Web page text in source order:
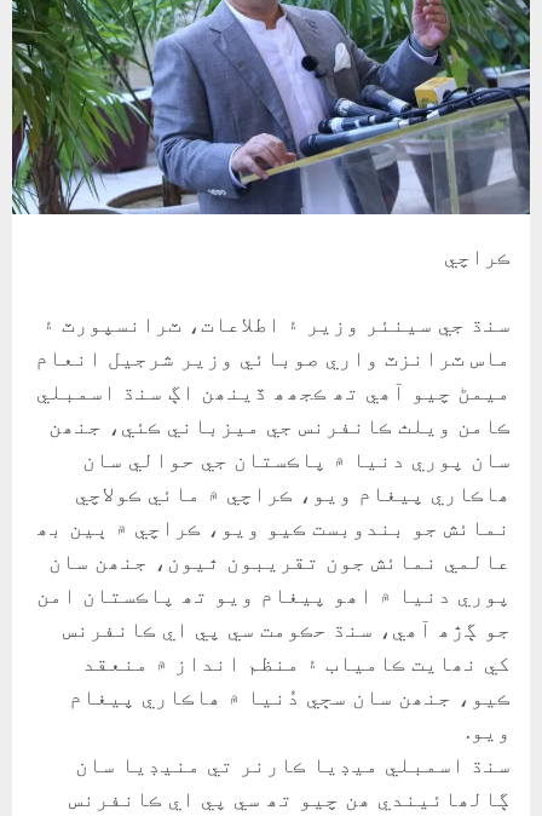
ڪراچي
سنڌ جي سينئر وزير ۽ اطلاعات، ٽرانسپورٽ ۽
ماس ٽرانزٽ واري صوبائي وزير شرجيل انعام
ميمڻ چيو آھي تھ ڪجھھ ڏينھن اڳ سنڌ اسمبلي
ڪامن ويلٿ ڪانفرنس جي ميزباني ڪئي، جنھن
سان پوري دنيا ۾ پاڪستان جي حوالي سان
ھاڪاري پيغام ويو، ڪراچي ۾ مائي ڪولاچي
نمائش جو بندوبست ڪيو ويو، ڪراچي ۾ ٻين بھ
عالمي نمائش جون تقريبون ٿيون، جنھن سان
پوري دنيا ۾ اھو پيغام ويو تھ پاڪستان امن
جو ڳڙھ آھي، سنڌ حڪومت سي پي اي ڪانفرنس
کي نھايت ڪامياب ۽ منظم انداز ۾ منعقد
ڪيو، جنھن سان سڄي دُنيا ۾ ھاڪاري پيغام
ويو.
سنڌ اسمبلي ميڊيا ڪارنر تي منيڊيا سان
ڳالھائيندي ھن چيو تھ سي پي اي ڪانفرنس